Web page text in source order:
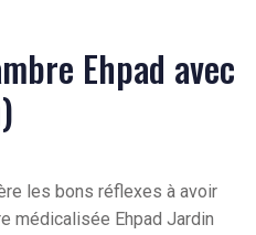
Ehpad avec
les bons réflexes à avoir
médicalisée Ehpad Jardin